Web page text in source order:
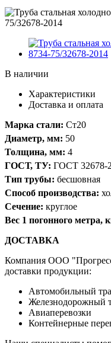
В наличии
Характеристики
Доставка и оплата
Марка стали: Ст20
Диаметр, мм: 50
Толщина, мм: 4
ГОСТ, ТУ: ГОСТ 32678-
Тип трубы: бесшовная
Способ производства:
Сечение: круглое
Вес 1 погонного метра,
ДОСТАВКА
Компания OOO
доставки продукции:
Автомобильный
Железнодорожный
Авиаперевозки
Контейнерные